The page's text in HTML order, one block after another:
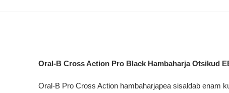
Oral-B Cross Action Pro Black Hambaharja Otsikud
Oral-B Pro Cross Action hambaharjapea sisaldab enam